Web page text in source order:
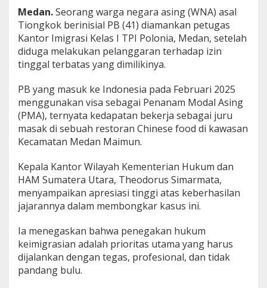
a
,
W
N
A
T
o
n
g
k
o
k
i
a
m
a
n
a
n
s
Medan.Seorang warga negara asing (WNA) asal
Tiongkok berinisial PB (41) diamankan petugas
Kantor Imigrasi Kelas I TPI Polonia, Medan, setelah
diduga melakukan pelanggaran terhadap izin
tinggal terbatas yang dimilikinya.
PB yang masuk ke Indonesia pada Februari 2025
menggunakan visa sebagai Penanam Modal Asing
(PMA), ternyata kedapatan bekerja sebagai juru
masak di sebuah restoran Chinese food di kawasan
Kecamatan Medan Maimun.
Kepala Kantor Wilayah Kementerian Hukum dan
HAM Sumatera Utara, Theodorus Simarmata,
menyampaikan apresiasi tinggi atas keberhasilan
jajarannya dalam membongkar kasus ini.
Ia menegaskan bahwa penegakan hukum
keimigrasian adalah prioritas utama yang harus
dijalankan dengan tegas, profesional, dan tidak
pandang bulu.